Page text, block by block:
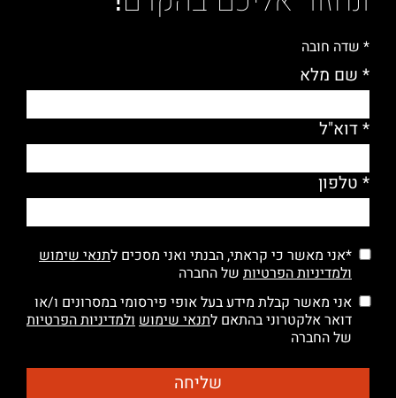
* שדה חובה
* שם מלא
* דוא"ל
* טלפון
*אני מאשר כי קראתי, הבנתי ואני מסכים לתנאי שימוש
ולמדיניות הפרטיות של החברה
אני מאשר קבלת מידע בעל אופי פירסומי במסרונים ו/או
דואר אלקטרוני בהתאם לתנאי שימושולמדיניות הפרטיות
של החברה